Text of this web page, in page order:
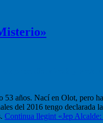
años. Nací en Olot, pero
del 2016 tengo declarada
Continua llegint «Jep